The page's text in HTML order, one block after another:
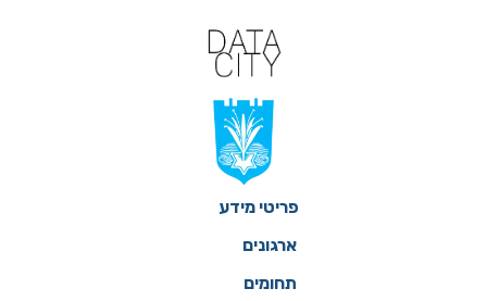
פריטי מידע
ארגונים
תחומים